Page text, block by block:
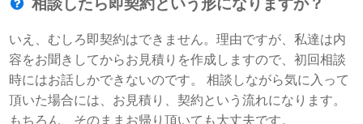
相談したら即契約という形になりますか？
いえ、むしろ即契約はできません。理由ですが、私達は内
容をお聞きしてからお見積りを作成しますので、初回相談
時にはお話しかできないのです。 相談しながら気に入って
頂いた場合には、お見積り、契約という流れになります。
もちろん、そのままお帰り頂いても大丈夫です。